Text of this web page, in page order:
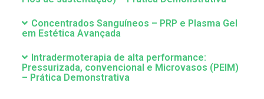
Concentrados Sanguíneos – PRP e Plasma Gel
em Estética Avançada
Intradermoterapia de alta performance:
Pressurizada, convencional e Microvasos (PEIM)
– Prática Demonstrativa